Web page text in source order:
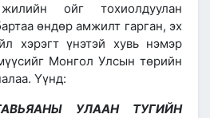
ойг тохиолдуулан
өндөр амжилт гарган, эх
хэрэгт үнэтэй хувь нэмэр
Монгол Улсын төрийн
Үүнд:
УЛААН ТУГИЙН